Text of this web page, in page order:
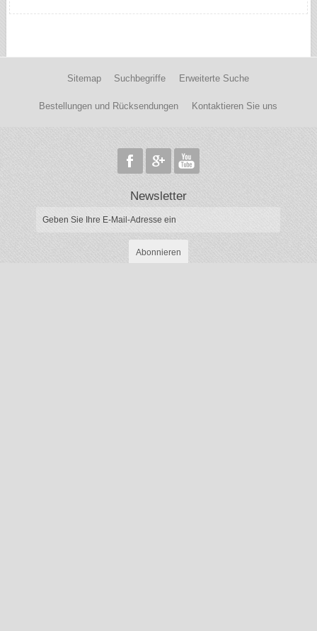
Sitemap Suchbegriffe Erweiterte Suche
Bestellungen und Rücksendungen Kontaktieren Sie uns
Newsletter
Abonnieren